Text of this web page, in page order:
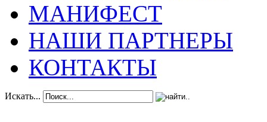
МАНИФЕСТ
НАШИ ПАРТНЕРЫ
КОНТАКТЫ
Искать...